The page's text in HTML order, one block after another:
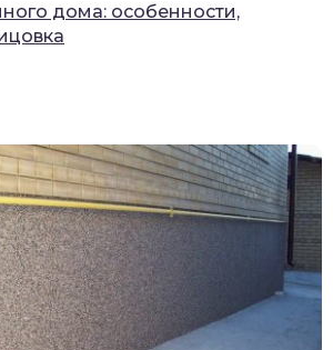
дома: особенности,